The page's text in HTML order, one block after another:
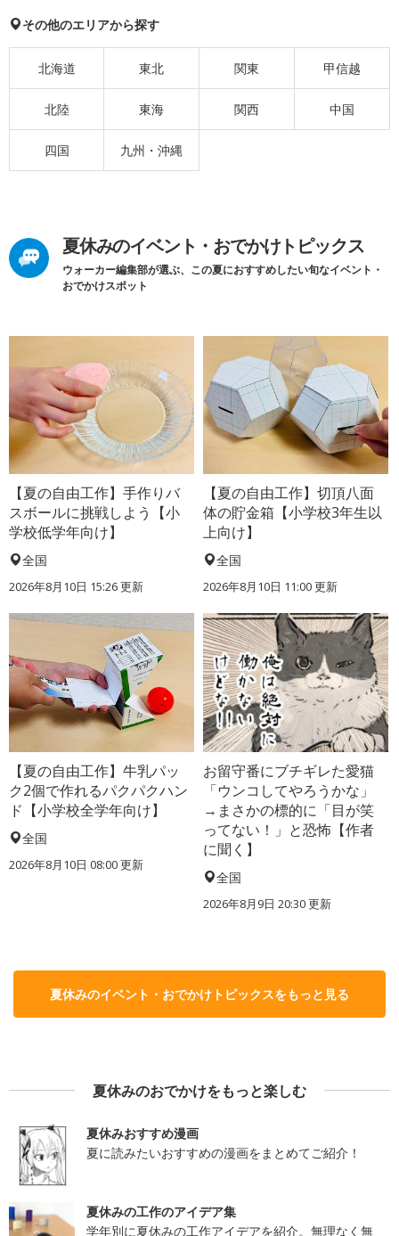
その他のエリアから探す
北海道 東北 関東 甲信越
北陸 東海 関西 中国
四国 九州・沖縄
夏休みのイベント・おでかけトピックス
ウォーカー編集部が選ぶ、この夏におすすめしたい旬なイベント・
おでかけスポット
【夏の自由工作】手作りバ
スボールに挑戦しよう【小
学校低学年向け】
全国
2026年8月10日 15:26更新
【夏の自由工作】切頂八面
体の貯金箱【小学校3年生以
上向け】
全国
2026年8月10日 11:00更新
【夏の自由工作】牛乳パッ
ク2個で作れるパクパクハン
ド【小学校全学年向け】
全国
2026年8月10日 08:00更新
お留守番にブチギレた愛猫
「ウンコしてやろうかな」
→まさかの標的に「目が笑
ってない！」と恐怖【作者
に聞く】
全国
2026年8月9日 20:30更新
夏休みのイベント・おでかけトピックスをもっと見る
夏休みのおでかけをもっと楽しむ
夏休みおすすめ漫画
夏に読みたいおすすめの漫画をまとめてご紹介！
夏休みの工作のアイデア集
学年別に夏休みの工作アイデアを紹介。無理なく無